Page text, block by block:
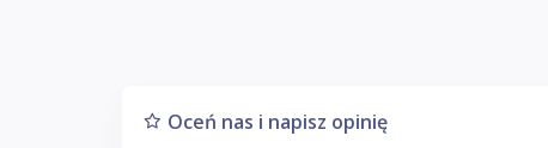
Oceń nas i napisz opinię